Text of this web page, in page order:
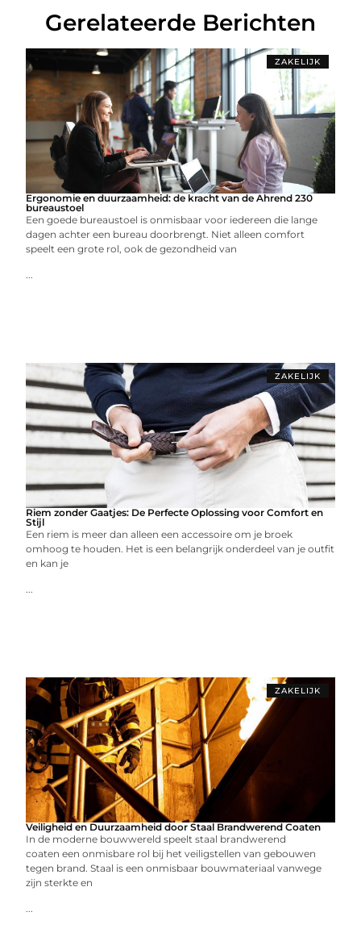
Gerelateerde Berichten
ZAKELIJK
Ergonomie en duurzaamheid: de kracht van de Ahrend 230
bureaustoel
Een goede bureaustoel is onmisbaar voor iedereen die lange
dagen achter een bureau doorbrengt. Niet alleen comfort
speelt een grote rol, ook de gezondheid van
...
ZAKELIJK
Riem zonder Gaatjes: De Perfecte Oplossing voor Comfort en
Stijl
Een riem is meer dan alleen een accessoire om je broek
omhoog te houden. Het is een belangrijk onderdeel van je outfit
en kan je
...
ZAKELIJK
Veiligheid en Duurzaamheid door Staal Brandwerend Coaten
In de moderne bouwwereld speelt staal brandwerend
coaten een onmisbare rol bij het veiligstellen van gebouwen
tegen brand. Staal is een onmisbaar bouwmateriaal vanwege
zijn sterkte en
...